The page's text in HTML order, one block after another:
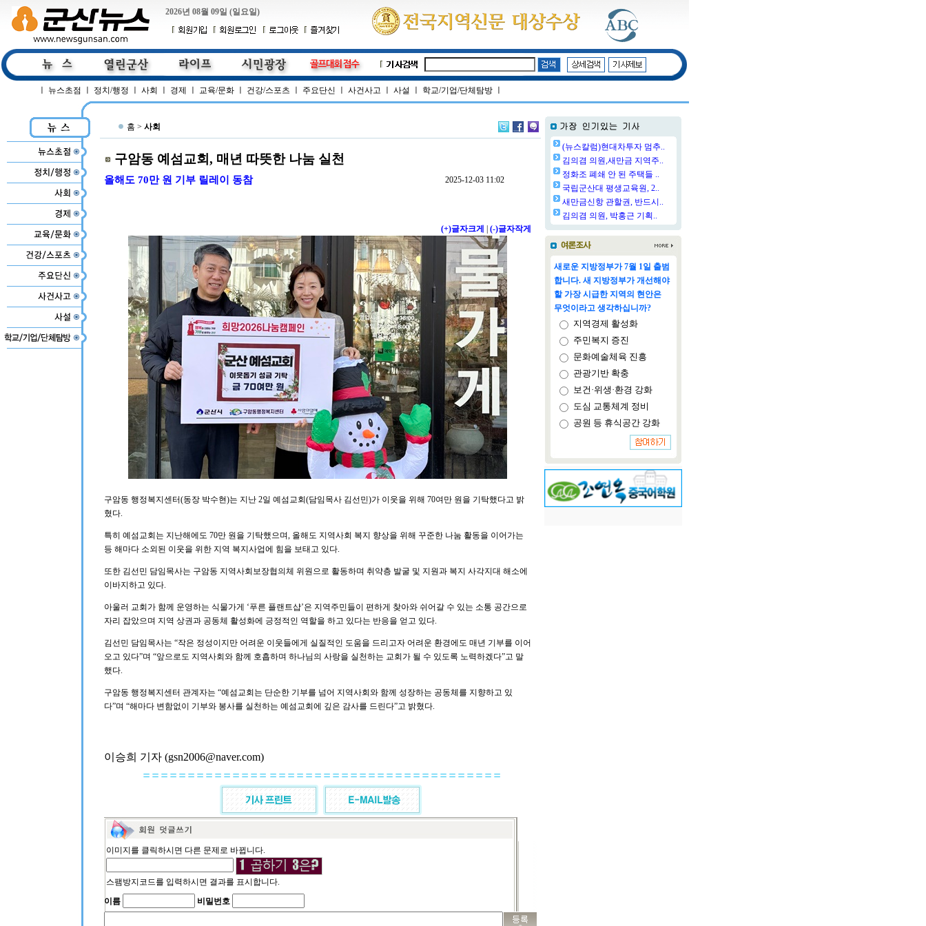
2026년 08월 09일 (일요일)
뉴스초점 정치/행정 사회 경제 교육/문화 건강/스포츠 주요단신 사건사고 사설 학교/기업/단체탐방
홈 > 사회
구암동 예섬교회, 매년 따뜻한 나눔 실천
올해도 70만 원 기부 릴레이 동참 2025-12-03 11:02
(+)글자크게 (-)글자작게
구암동 행정복지센터(동장 박수현)는 지난 2일 예섬교회(담임목사 김선민)가 이웃을 위해 70여만 원을 기탁했다고 밝
혔다.
특히 예섬교회는 지난해에도 70만 원을 기탁했으며, 올해도 지역사회 복지 향상을 위해 꾸준한 나눔 활동을 이어가는
등 해마다 소외된 이웃을 위한 지역 복지사업에 힘을 보태고 있다.
또한 김선민 담임목사는 구암동 지역사회보장협의체 위원으로 활동하며 취약층 발굴 및 지원과 복지 사각지대 해소에
이바지하고 있다.
아울러 교회가 함께 운영하는 식물가게 ‘푸른 플랜트샵’은 지역주민들이 편하게 찾아와 쉬어갈 수 있는 소통 공간으로
자리 잡았으며 지역 상권과 공동체 활성화에 긍정적인 역할을 하고 있다는 반응을 얻고 있다.
김선민 담임목사는 “작은 정성이지만 어려운 이웃들에게 실질적인 도움을 드리고자 어려운 환경에도 매년 기부를 이어
오고 있다”며 “앞으로도 지역사회와 함께 호흡하며 하나님의 사랑을 실천하는 교회가 될 수 있도록 노력하겠다”고 말
했다.
구암동 행정복지센터 관계자는 “예섬교회는 단순한 기부를 넘어 지역사회와 함께 성장하는 공동체를 지향하고 있
다”며 “해마다 변함없이 기부와 봉사를 실천하는 예섬교회에 깊은 감사를 드린다”고 밝혔다.
이승희 기자 (gsn2006@naver.com)
이미지를 클릭하시면 다른 문제로 바뀝니다.
스팸방지코드를 입력하시면 결과를 표시합니다.
이름
비밀번호
(뉴스칼럼)현대차투자 멈추..
김의겸 의원,새만금 지역주..
정화조 폐쇄 안 된 주택들 ..
국립군산대 평생교육원, 2..
새만금신항 관할권, 반드시..
김의겸 의원, 박홍근 기획..
새로운 지방정부가 7월 1일 출범
합니다. 새 지방정부가 개선해야
할 가장 시급한 지역의 현안은
무엇이라고 생각하십니까?
지역경제 활성화
주민복지 증진
문화예술체육 진흥
관광기반 확충
보건·위생·환경 강화
도심 교통체계 정비
공원 등 휴식공간 강화